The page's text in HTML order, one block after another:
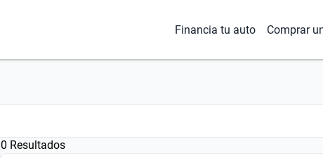
Financia tu auto Comprar
0 Resultados